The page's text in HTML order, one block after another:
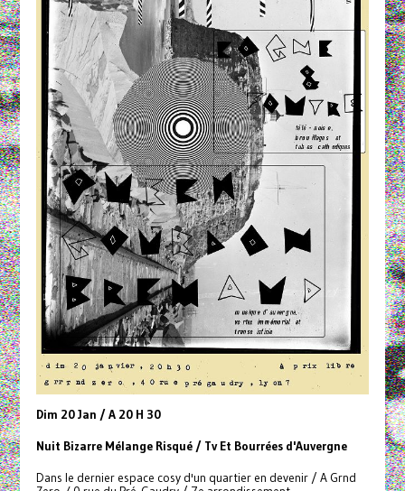
Dim 20 Jan / A 20 H 30
Nuit Bizarre Mélange Risqué / Tv Et Bourrées d'Auvergne
Dans le dernier espace cosy d'un quartier en devenir / A Grnd